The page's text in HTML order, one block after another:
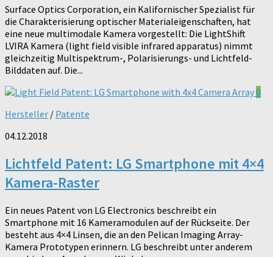
Surface Optics Corporation, ein Kalifornischer Spezialist für
die Charakterisierung optischer Materialeigenschaften, hat
eine neue multimodale Kamera vorgestellt: Die LightShift
LVIRA Kamera (light field visible infrared apparatus) nimmt
gleichzeitig Multispektrum-, Polarisierungs- und Lichtfeld-
Bilddaten auf. Die...
0
Hersteller / Patente
04.12.2018
Lichtfeld Patent: LG Smartphone mit 4×4
Kamera-Raster
Ein neues Patent von LG Electronics beschreibt ein
Smartphone mit 16 Kameramodulen auf der Rückseite. Der
besteht aus 4×4 Linsen, die an den Pelican Imaging Array-
Kamera Prototypen erinnern. LG beschreibt unter anderem